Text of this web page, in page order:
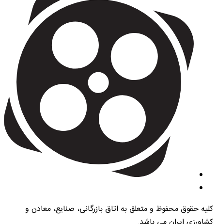
کلیه حقوق محفوظ و متعلق به اتاق بازرگانی، صنایع، معادن و